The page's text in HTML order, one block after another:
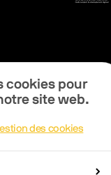
cookies pour
site web.
des cookies